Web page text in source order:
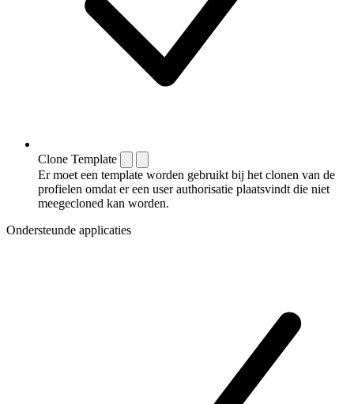
Clone Template
Er moet een template worden gebruikt bij het clonen van de
profielen omdat er een user authorisatie plaatsvindt die niet
meegecloned kan worden.
Ondersteunde applicaties